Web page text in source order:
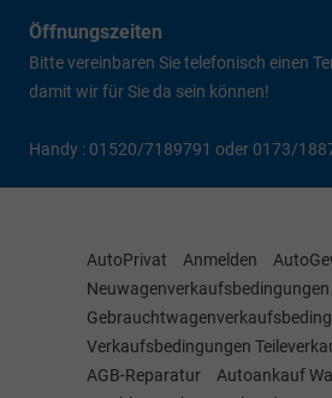
Öffnungszeiten
Bitte vereinbaren Sie telefonisch einen
damit wir für Sie da sein können!
Handy : 01520/7189791 oder 0173/
AutoPrivat Anmelden
Neuwagenverkaufsbedingungen
Verkaufsbedingungen
AGB-Reparatur
Autoankauf